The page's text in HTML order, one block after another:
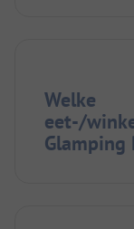
Welke
eet-/
Glamping